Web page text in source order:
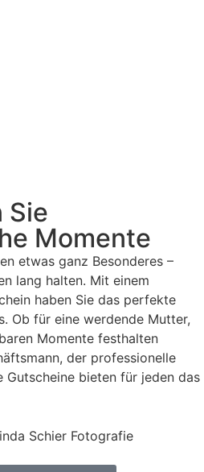
Sie
Momente
etwas ganz Besonderes –
lang halten. Mit einem
haben Sie das perfekte
Ob für eine werdende Mutter,
Momente festhalten
der professionelle
bieten für jeden das